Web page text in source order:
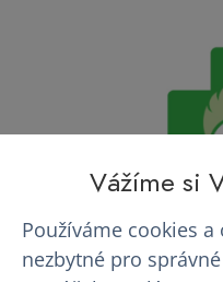
Vážíme si
Používáme cookies
nezbytné pro